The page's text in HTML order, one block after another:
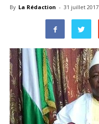
By La Rédaction - 31 juillet 2017